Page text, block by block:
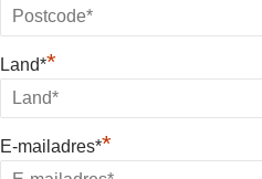
Land**
E-mailadres**